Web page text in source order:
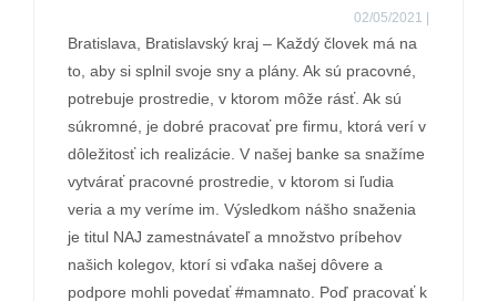
02/05/2021
Bratislava, Bratislavský kraj – Každý človek má na
to, aby si splnil svoje sny a plány. Ak sú pracovné,
potrebuje prostredie, v ktorom môže rásť. Ak sú
súkromné, je dobré pracovať pre firmu, ktorá verí v
dôležitosť ich realizácie. V našej banke sa snažíme
vytvárať pracovné prostredie, v ktorom si ľudia
veria a my veríme im. Výsledkom nášho snaženia
je titul NAJ zamestnávateľ a množstvo príbehov
našich kolegov, ktorí si vďaka našej dôvere a
podpore mohli povedať #mamnato. Poď pracovať k